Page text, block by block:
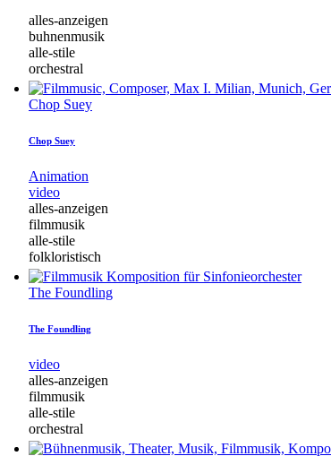
alles-anzeigen
buhnenmusik
alle-stile
orchestral
Chop Suey
Chop Suey
Animation
video
alles-anzeigen
filmmusik
alle-stile
folkloristisch
The Foundling
The Foundling
video
alles-anzeigen
filmmusik
alle-stile
orchestral